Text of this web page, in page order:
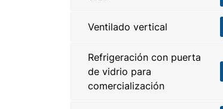
Ventilado vertical
Refrigeración con puerta
de vidrio para
comercialización